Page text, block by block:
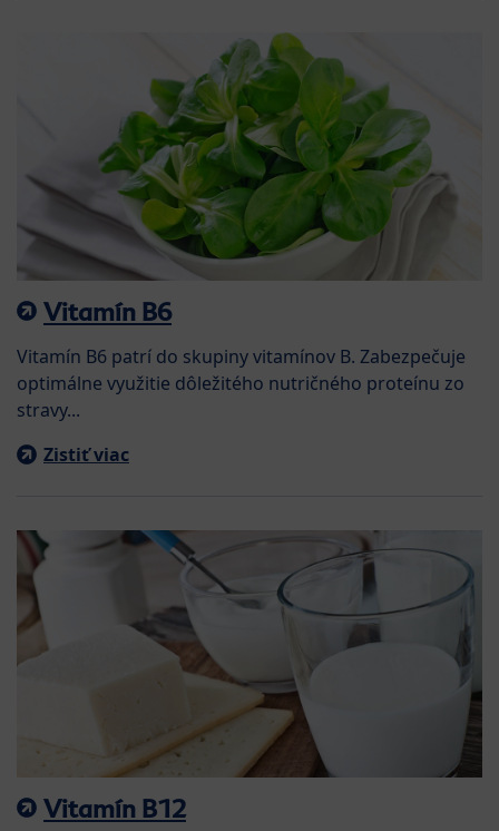
Vitamín B6
Vitamín B6 patrí do skupiny vitamínov B. Zabezpečuje
optimálne využitie dôležitého nutričného proteínu zo
stravy...
Zistiť viac
Vitamín B12